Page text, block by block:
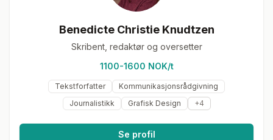
Benedicte Christie Knudtzen
Skribent, redaktør og oversetter
1100-1600 NOK/t
Tekstforfatter
Kommunikasjonsrådgivning
Journalistikk
Grafisk Design +4
Se profil